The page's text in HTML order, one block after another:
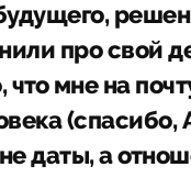
про свой
что мне на
даты, а